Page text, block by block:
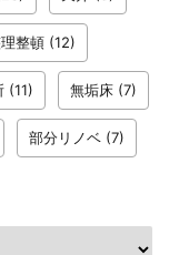
整頓 (12)
(11) 無垢床 (7)
部分リノベ (7)